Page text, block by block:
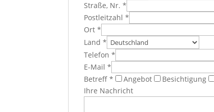
Straße, Nr. *
Postleitzahl *
Ort *
Land *
Telefon *
E-Mail *
Betreff *
Angebot Besichtigung
Ihre Nachricht